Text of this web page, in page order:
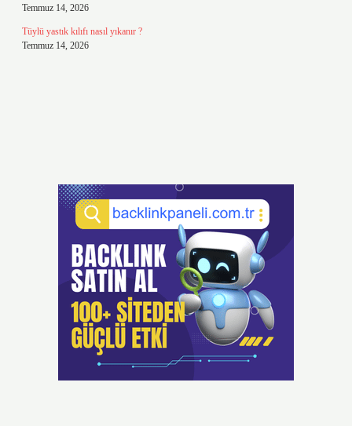
Temmuz 14, 2026
Tüylü yastık kılıfı nasıl yıkanır ?
Temmuz 14, 2026